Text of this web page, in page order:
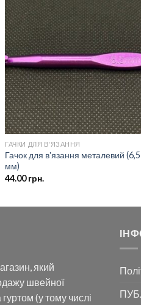
до
ГАЧКИ ДЛЯ В'ЯЗАННЯ
Гачок для вʼязання металевий (6,5
мм)
44.00грн.
який
швейної
(у тому числі